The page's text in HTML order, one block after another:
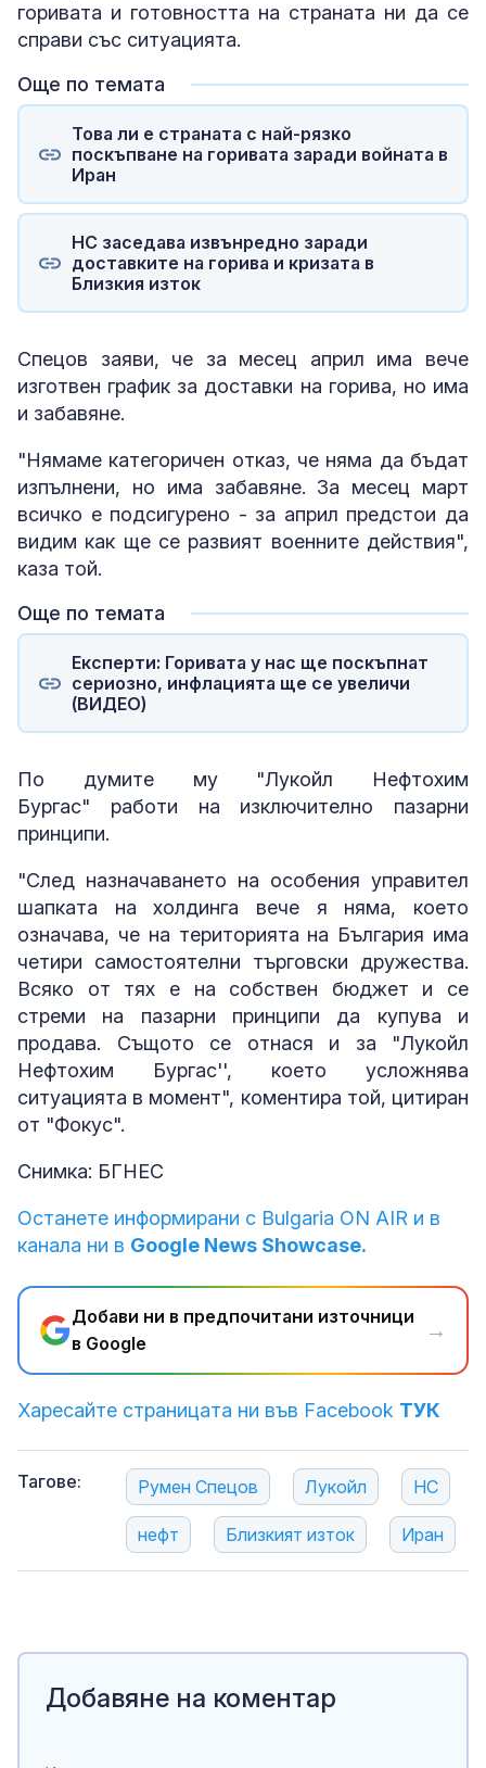
горивата и готовността на страната ни да се
справи със ситуацията.
Още по темата
Това ли е страната с най-рязко
поскъпване на горивата заради войната в
Иран
НС заседава извънредно заради
доставките на горива и кризата в
Близкия изток
Спецов заяви, че за месец април има вече
изготвен график за доставки на горива, но има
и забавяне.
"Нямаме категоричен отказ, че няма да бъдат
изпълнени, но има забавяне. За месец март
всичко е подсигурено - за април предстои да
видим как ще се развият военните действия",
каза той.
Още по темата
Експерти: Горивата у нас ще поскъпнат
сериозно, инфлацията ще се увеличи
(ВИДЕО)
По думите му "Лукойл Нефтохим
Бургас" работи на изключително пазарни
принципи.
"След назначаването на особения управител
шапката на холдинга вече я няма, което
означава, че на територията на България има
четири самостоятелни търговски дружества.
Всяко от тях е на собствен бюджет и се
стреми на пазарни принципи да купува и
продава. Същото се отнася и за "Лукойл
Нефтохим Бургас'', което усложнява
ситуацията в момент", коментира той, цитиран
от "Фокус".
Снимка: БГНЕС
Останете информирани с Bulgaria ON AIR и в
канала ни в Google News Showcase.
Добави ни в предпочитани източници
в Google
→
Харесайте страницата ни във Facebook ТУК
Тагове: Румен Спецов Лукойл НС
нефт Близкият изток Иран
Добавяне на коментар